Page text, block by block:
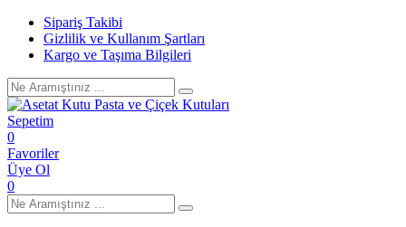
Sipariş Takibi
Gizlilik ve Kullanım Şartları
Kargo ve Taşıma Bilgileri
Sepetim
0
Favoriler
Üye Ol
0